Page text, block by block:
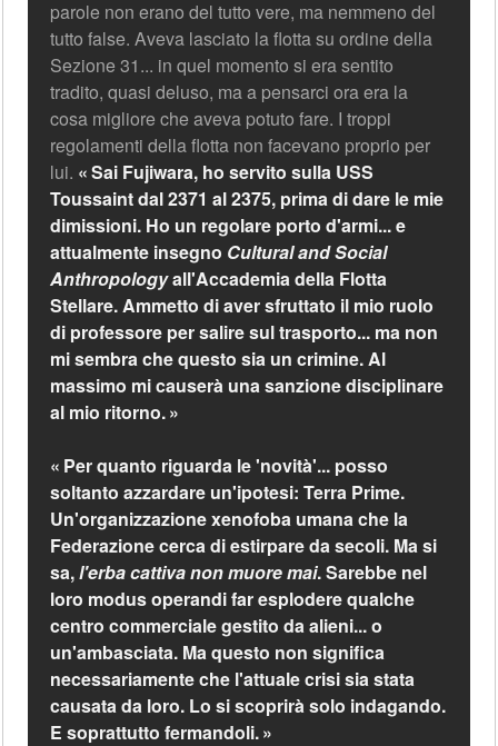
parole non erano del tutto vere, ma nemmeno del
tutto false. Aveva lasciato la flotta su ordine della
Sezione 31... in quel momento si era sentito
tradito, quasi deluso, ma a pensarci ora era la
cosa migliore che aveva potuto fare. I troppi
regolamenti della flotta non facevano proprio per
lui.
Sai Fujiwara, ho servito sulla USS
Toussaint dal 2371 al 2375, prima di dare le mie
dimissioni. Ho un regolare porto d'armi... e
attualmente insegno Cultural and Social
Anthropologyall'Accademia della Flotta
Stellare. Ammetto di aver sfruttato il mio ruolo
di professore per salire sul trasporto... ma non
mi sembra che questo sia un crimine. Al
massimo mi causerà una sanzione disciplinare
al mio ritorno.
Per quanto riguarda le 'novità'... posso
soltanto azzardare un'ipotesi: Terra Prime.
Un'organizzazione xenofoba umana che la
Federazione cerca di estirpare da secoli. Ma si
sa,l'erba cattiva non muore mai. Sarebbe nel
loro modus operandi far esplodere qualche
centro commerciale gestito da alieni... o
un'ambasciata. Ma questo non significa
necessariamente che l'attuale crisi sia stata
causata da loro. Lo si scoprirà solo indagando.
E soprattutto fermandoli.